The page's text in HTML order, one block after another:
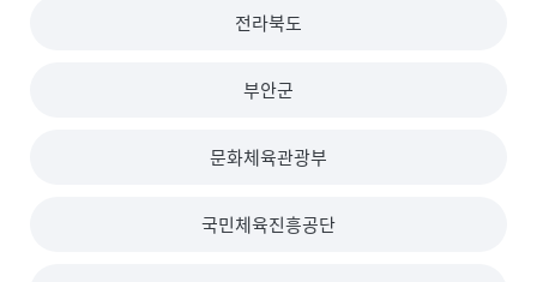
전라북도
부안군
문화체육관광부
국민체육진흥공단